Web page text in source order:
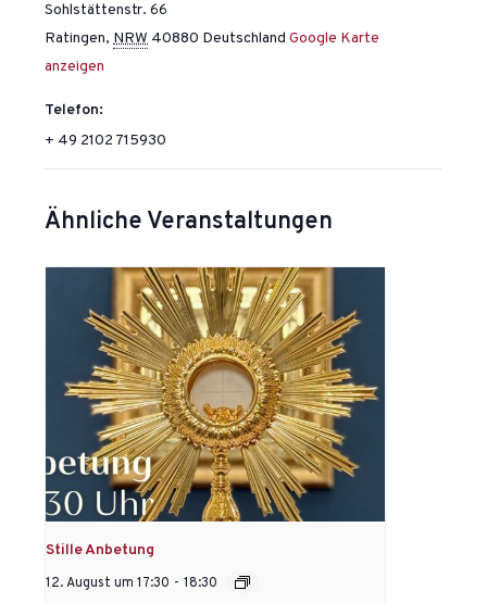
Sohlstättenstr. 66
Ratingen, NRW 40880 Deutschland Google Karte
anzeigen
Telefon:
+ 49 2102 715930
Ähnliche Veranstaltungen
Stille Anbetung
12. August um 17:30 - 18:30